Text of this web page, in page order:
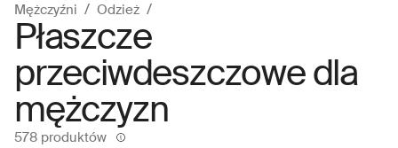
Mężczyźni Odzież
Płaszcze
przeciwdeszczowe dla
mężczyzn
578 produktów